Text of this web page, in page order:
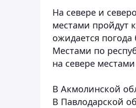
На севере и
местами пройдут
ожидается погода
Местами по
на севере
В Акмолинской
В Павлодарской